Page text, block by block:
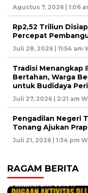
Agustus 7, 2026 | 1:06
Rp2,52 Triliun
Percepat
Juli 28, 2026 | 11:54 am
Tradisi Menangkap
Bertahan, Warga
untuk Budidaya
Juli 27, 2026 | 2:21 am
Pengadilan Negeri
Tonang Ajukan
Juli 21, 2026 | 1:34 pm
RAGAM BERITA